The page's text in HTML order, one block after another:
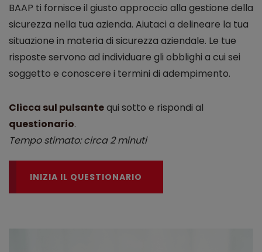
BAAP ti fornisce il giusto approccio alla gestione della
sicurezza nella tua azienda. Aiutaci a delineare la tua
situazione in materia di sicurezza aziendale. Le tue
risposte servono ad individuare gli obblighi a cui sei
soggetto e conoscere i termini di adempimento.
Clicca sul pulsantequi sotto e rispondi al
questionario.
Tempo stimato: circa 2 minuti
INIZIA IL QUESTIONARIO